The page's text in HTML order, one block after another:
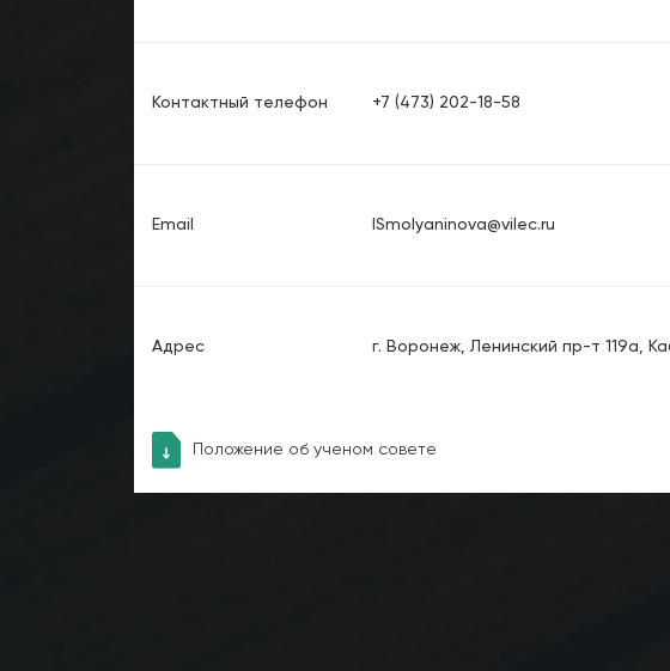
Контактный телефон +7 (473) 202-18-58
Email ISmolyaninova@vilec.ru
Адрес г. Воронеж, Ленинский пр-т 119а,
Положение об ученом совете